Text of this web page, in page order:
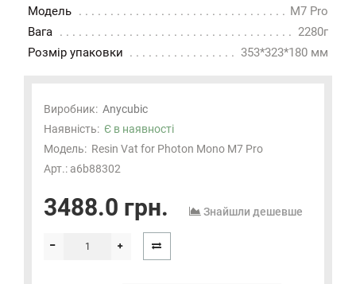
Модель
M7 Pro
Вага
2280г
Розмір упаковки
353*323*180 мм
Виробник: Anycubic
Наявність: Є в наявності
Модель: Resin Vat for Photon Mono M7 Pro
Арт.: a6b88302
3488.0 грн. Знайшли дешевше